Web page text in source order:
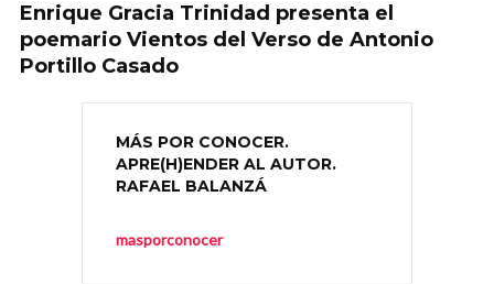
Enrique Gracia Trinidad presenta el
poemario Vientos del Verso de Antonio
Portillo Casado
MÁS POR CONOCER.
APRE(H)ENDER AL AUTOR.
RAFAEL BALANZÁ
masporconocer